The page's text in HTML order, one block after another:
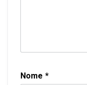
Nome *